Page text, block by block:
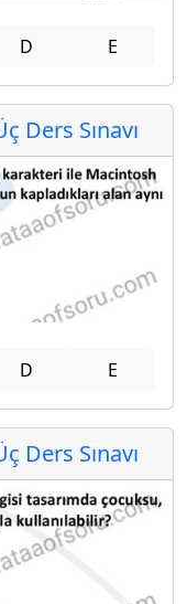
D E
Ders Sınavı
D E
Ders Sınavı